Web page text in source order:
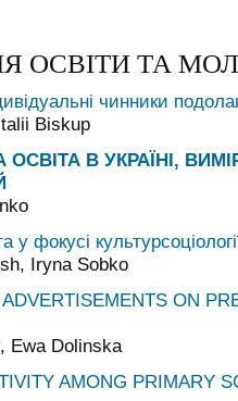
ОСВІТИ ТА
чинники
Biskup
В УКРАЇНІ,
у фокусі
Iryna Sobko
ON
Ewa Dolinska
AMONG PRIMARY